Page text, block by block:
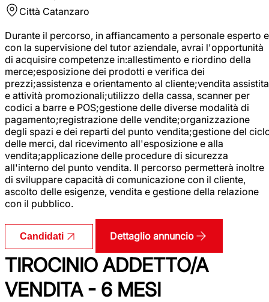
Città Catanzaro
Durante il percorso, in affiancamento a personale esperto e
con la supervisione del tutor aziendale, avrai l'opportunità
di acquisire competenze in:allestimento e riordino della
merce;esposizione dei prodotti e verifica dei
prezzi;assistenza e orientamento al cliente;vendita assistita
e attività promozionali;utilizzo della cassa, scanner per
codici a barre e POS;gestione delle diverse modalità di
pagamento;registrazione delle vendite;organizzazione
degli spazi e dei reparti del punto vendita;gestione del
delle merci, dal ricevimento all'esposizione e alla
vendita;applicazione delle procedure di sicurezza
all'interno del punto vendita. Il percorso permetterà inoltre
di sviluppare capacità di comunicazione con il cliente,
ascolto delle esigenze, vendita e gestione della relazione
con il pubblico.
Candidati Dettaglio annuncio
TIROCINIO ADDETTO/A
VENDITA - 6 MESI